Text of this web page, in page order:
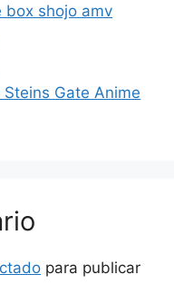
box shojo amv
Gate Anime
para publicar